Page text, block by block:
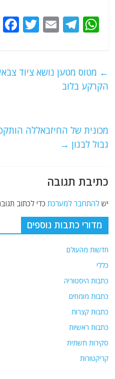
W
s
A
T
g
ra
E
l
T
er ← מטוס מטען נושא ציוד
הקרקע בלוב
מכונית של החיזבאללה
גבול לבנון →
כתיבת תגובה
ישלהתחבר למערכת כדי לכתוב
מדורי כתבות נוספים
חדשות מהעולם
כללי
כתבות היסטוריה
כתבות מומחים
כתבות קצרות
כתבות ראשיות
סקירות תשתית
קריקטורות